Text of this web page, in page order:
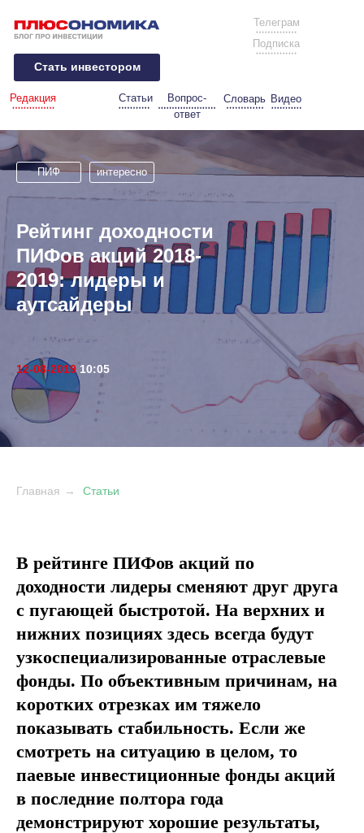
Статьи
Вопрос-
ответ
Словарь
Редакция
Телеграм
Подписка
Стать инвестором
Видео
12-08-2019 10:05
Рейтинг доходности
ПИФов акций 2018-
2019: лидеры и
аутсайдеры
интересно
ПИФ
Главная → Статьи
В рейтинге ПИФов акций по
доходности лидеры сменяют друг друга
с пугающей быстротой. На верхних и
нижних позициях здесь всегда будут
узкоспециализированные отраслевые
фонды. По объективным причинам, на
коротких отрезках им тяжело
показывать стабильность. Если же
смотреть на ситуацию в целом, то
паевые инвестиционные фонды акций
в последние полтора года
демонстрируют хорошие результаты,